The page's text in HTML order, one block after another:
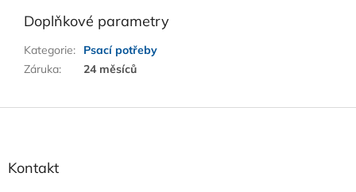
Doplňkové parametry
Kategorie:
Psací potřeby
Záruka: 24 měsíců
Kontakt